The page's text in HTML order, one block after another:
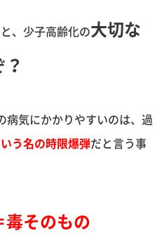
、少子高齢化の大切な
病気にかかりやすいのは、過
う名の時限爆弾だと言う事
そのもの